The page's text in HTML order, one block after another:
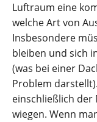
Luftraum eine
welche Art von
Insbesondere
bleiben und sich
(was bei einer
Problem
einschließlich der
wiegen. Wenn